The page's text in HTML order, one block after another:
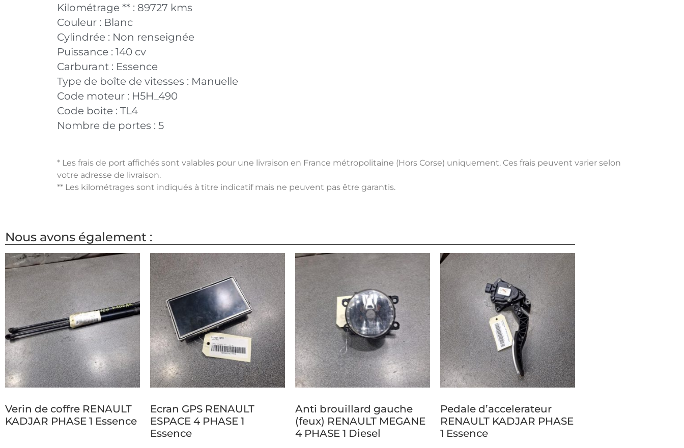
Kilométrage ** : 89727 kms
Couleur : Blanc
Cylindrée : Non renseignée
Puissance : 140 cv
Carburant : Essence
Type de boîte de vitesses : Manuelle
Code moteur : H5H_490
Code boite : TL4
Nombre de portes : 5
* Les frais de port affichés sont valables pour une livraison en France métropolitaine (Hors Corse) uniquement. Ces frais peuvent varier selon
votre adresse de livraison.
** Les kilométrages sont indiqués à titre indicatif mais ne peuvent pas être garantis.
Nous avons également :
Verin de coffre RENAULT
KADJAR PHASE 1 Essence
Ecran GPS RENAULT
ESPACE 4 PHASE 1
Essence
Anti brouillard gauche
(feux) RENAULT MEGANE
4 PHASE 1 Diesel
Pedale d’accelerateur
RENAULT KADJAR PHASE
1 Essence